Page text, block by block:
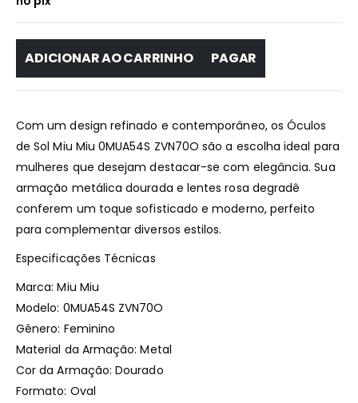
ADICIONAR AO CARRINHO PAGAR
Com um design refinado e contemporâneo, os Óculos
de Sol Miu Miu 0MUA54S ZVN70O são a escolha ideal para
mulheres que desejam destacar-se com elegância. Sua
armação metálica dourada e lentes rosa degradê
conferem um toque sofisticado e moderno, perfeito
para complementar diversos estilos.
Especificações Técnicas
Marca: Miu Miu
Modelo: 0MUA54S ZVN70O
Gênero: Feminino
Material da Armação: Metal
Cor da Armação: Dourado
Formato: Oval